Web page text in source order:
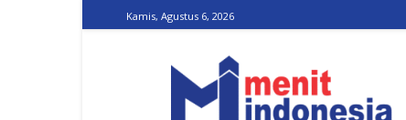
Kamis, Agustus 6, 2026
Indonesia